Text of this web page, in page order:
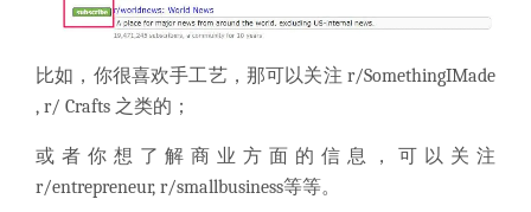
比如，你很喜欢手工艺，那可以关注 r/SomethingIMade
, r/ Crafts 之类的；
或者你想了解商业方面的信息，可以关注
r/entrepreneur, r/smallbusiness等等。